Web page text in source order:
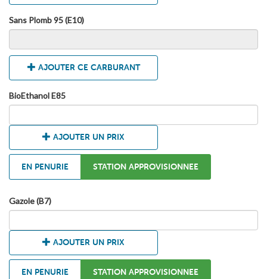
Sans Plomb 95 (E10)
AJOUTER CE CARBURANT
BioEthanol E85
AJOUTER UN PRIX
EN PENURIE STATION APPROVISIONNEE
Gazole (B7)
AJOUTER UN PRIX
EN PENURIE STATION APPROVISIONNEE